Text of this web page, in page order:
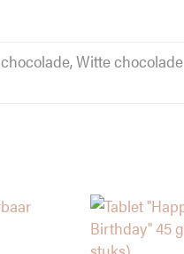
Witte chocolade